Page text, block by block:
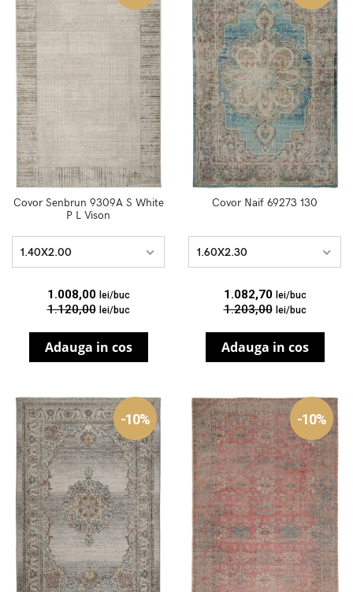
Covor Senbrun 9309A S White
P L Vison
1.40X2.00
1.008,00 lei/buc
1.120,00 lei/buc
Adauga in cos
Covor Naif 69273 130
1.60X2.30
1.082,70 lei/buc
1.203,00 lei/buc
Adauga in cos
-10% -10%